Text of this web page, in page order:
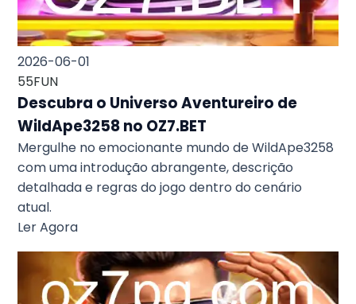
2026-06-01
55FUN
Descubra o Universo Aventureiro de
WildApe3258 no OZ7.BET
Mergulhe no emocionante mundo de WildApe3258
com uma introdução abrangente, descrição
detalhada e regras do jogo dentro do cenário
atual.
Ler Agora